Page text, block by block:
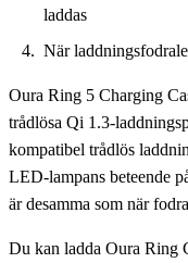
laddas
När
Oura Ring 5 Charging
trådlösa Qi 1.3-
kompatibel trådlös
LED-lampans beteende
är desamma som när
Du kan ladda Oura Ring